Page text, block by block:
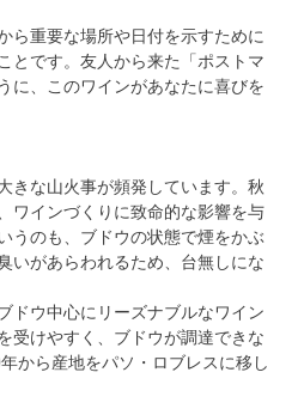
ら重要な場所や日付を示すために
とです。友人から来た「ポストマ
に、このワインがあなたに喜びを
きな山火事が頻発しています。秋
ワインづくりに致命的な影響を与
うのも、ブドウの状態で煙をかぶ
いがあらわれるため、台無しにな
ドウ中心にリーズナブルなワイン
受けやすく、ブドウが調達できな
から産地をパソ・ロブレスに移し